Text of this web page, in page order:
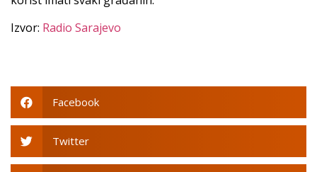
Izvor: Radio Sarajevo
Facebook
Twitter